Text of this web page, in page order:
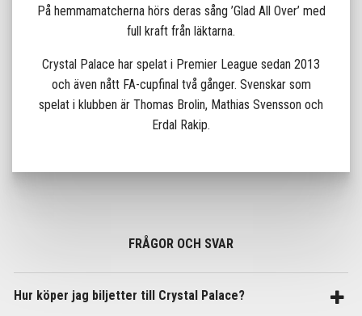
På hemmamatcherna hörs deras sång ’Glad All Over’ med
full kraft från läktarna.
Crystal Palace har spelat i Premier League sedan 2013
och även nått FA-cupfinal två gånger. Svenskar som
spelat i klubben är Thomas Brolin, Mathias Svensson och
Erdal Rakip.
FRÅGOR OCH SVAR
Hur köper jag biljetter till Crystal Palace?